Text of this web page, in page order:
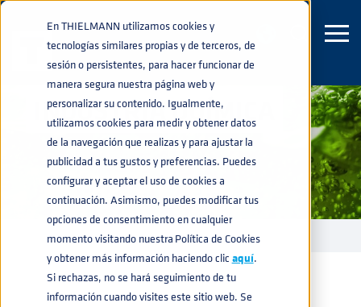
En THIELMANN utilizamos cookies y
tecnologías similares propias y de terceros, de
sesión o persistentes, para hacer funcionar de
manera segura nuestra página web y
personalizar su contenido. Igualmente,
utilizamos cookies para medir y obtener datos
de la navegación que realizas y para ajustar la
publicidad a tus gustos y preferencias. Puedes
configurar y aceptar el uso de cookies a
continuación. Asimismo, puedes modificar tus
opciones de consentimiento en cualquier
momento visitando nuestra Política de Cookies
y obtener más información haciendo clic aquí.
Si rechazas, no se hará seguimiento de tu
información cuando visites este sitio web. Se
INDUSTRIA QUÍMICA
INDUSTRIASnavigate_nextQUÍMICA